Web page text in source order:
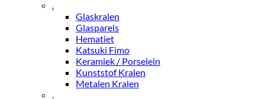
Glaskralen
Glasparels
Hematiet
Katsuki Fimo
Keramiek / Porselein
Kunststof Kralen
Metalen Kralen